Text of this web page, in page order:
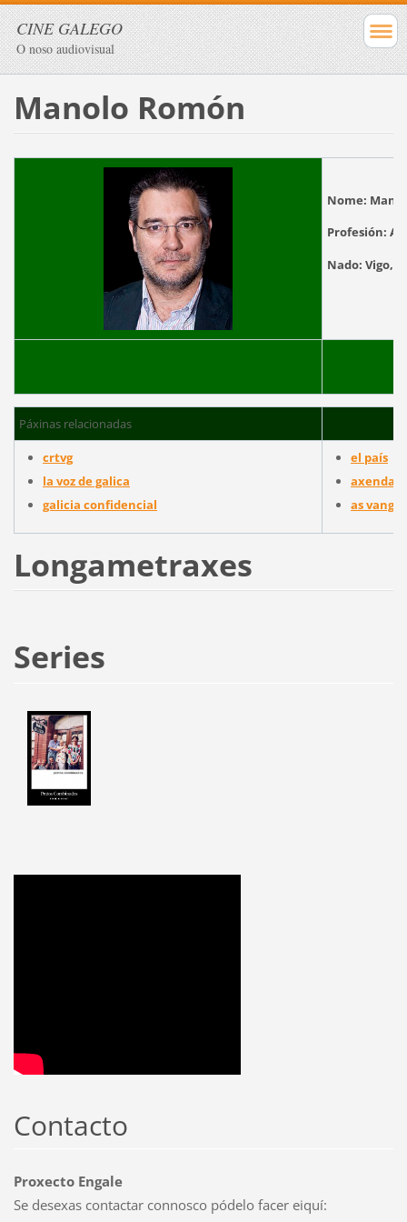
CINE GALEGO
O noso audiovisual
Manolo Romón
Nome:
Profesión:
Nado:
Páxinas relacionadas
crtvg
la voz de galica
galicia confidencial
el país
axenda
as
Longametraxes
Series
Contacto
Proxecto Engale
Se desexas contactar connosco pódelo facer eiquí: